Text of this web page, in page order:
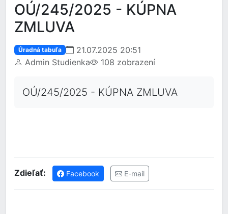
OÚ/245/2025 - KÚPNA
ZMLUVA
Úradná tabuľa
21.07.2025 20:51
Admin Studienka
108 zobrazení
OÚ/245/2025 - KÚPNA ZMLUVA
Zdieľať: Facebook E-mail